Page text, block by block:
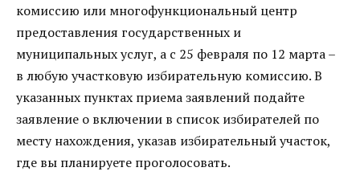
комиссию или многофункциональный центр
предоставления государственных и
муниципальных услуг, а с 25 февраля по 12 марта –
в любую участковую избирательную комиссию. В
указанных пунктах приема заявлений подайте
заявление о включении в список избирателей по
месту нахождения, указав избирательный участок,
где вы планируете проголосовать.